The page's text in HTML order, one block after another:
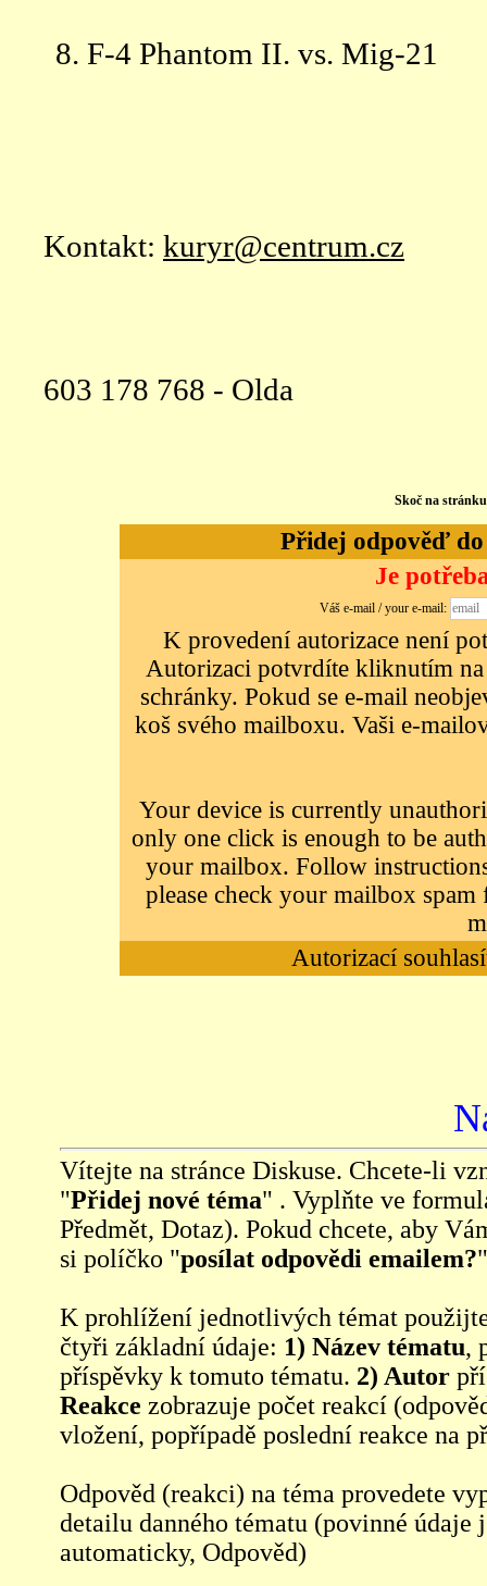
F-4 Phantom II. vs. Mig-21
Kontakt: kuryr@centrum.cz
603 178 768 - Olda
Skoč na
Přidej odpověď
Je
Váš e-mail / your e-mail:
K provedení autorizace není
Autorizaci potvrdíte kliknutím na
schránky. Pokud se e-mail
koš svého mailboxu. Vaši e-
Your device is currently
only one click is enough to be
your mailbox. Follow
please check your mailbox
Autorizací
Vítejte na stránce Diskuse. Chcete-li
"Přidej nové téma" . Vyplňte ve
Předmět, Dotaz). Pokud chcete, aby
si políčko "posílat odpovědi emailem?
K prohlížení jednotlivých témat
čtyři základní údaje: 1) Název tématu,
příspěvky k tomuto tématu. 2) Autor
Reakce zobrazuje počet reakcí
vložení, popřípadě poslední reakce na
Odpověd (reakci) na téma provedete
detailu danného tématu (povinné údaje
automaticky, Odpověd)